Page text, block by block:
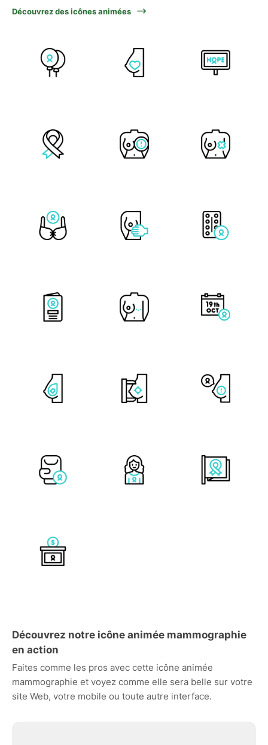
Découvrez des icônes animées
Découvrez notre icône animée mammographie
en action
Faites comme les pros avec cette icône animée
mammographie et voyez comme elle sera belle sur votre
site Web, votre mobile ou toute autre interface.